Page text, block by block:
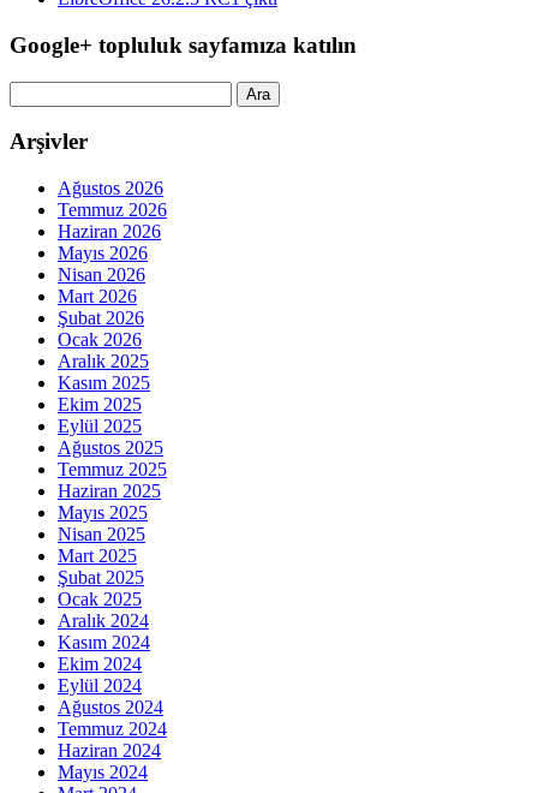
Google+ topluluk sayfamıza katılın
Arşivler
Ağustos 2026
Temmuz 2026
Haziran 2026
Mayıs 2026
Nisan 2026
Mart 2026
Şubat 2026
Ocak 2026
Aralık 2025
Kasım 2025
Ekim 2025
Eylül 2025
Ağustos 2025
Temmuz 2025
Haziran 2025
Mayıs 2025
Nisan 2025
Mart 2025
Şubat 2025
Ocak 2025
Aralık 2024
Kasım 2024
Ekim 2024
Eylül 2024
Ağustos 2024
Temmuz 2024
Haziran 2024
Mayıs 2024